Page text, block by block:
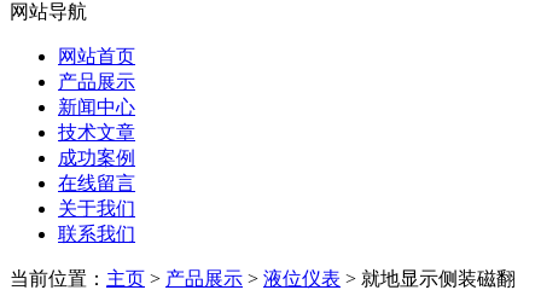
网站导航
网站首页
产品展示
新闻中心
技术文章
成功案例
在线留言
关于我们
联系我们
当前位置： 主页 > 产品展示 > 液位仪表 > 就地显示侧装磁翻